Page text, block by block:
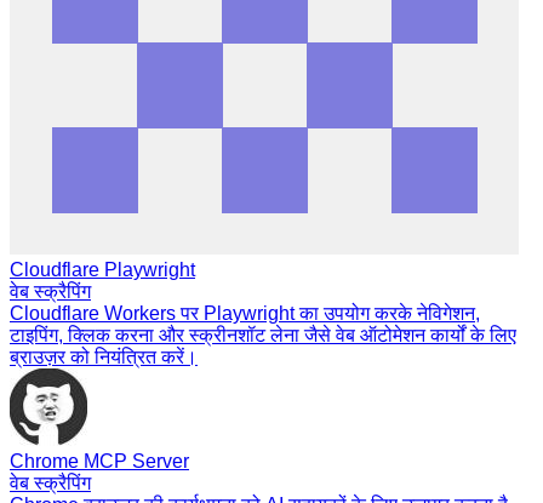
Cloudflare Playwright
वेब स्क्रैपिंग
Cloudflare Workers पर Playwright का उपयोग करके नेविगेशन,
टाइपिंग, क्लिक करना और स्क्रीनशॉट लेना जैसे वेब ऑटोमेशन कार्यों के लिए
ब्राउज़र को नियंत्रित करें।
Chrome MCP Server
वेब स्क्रैपिंग